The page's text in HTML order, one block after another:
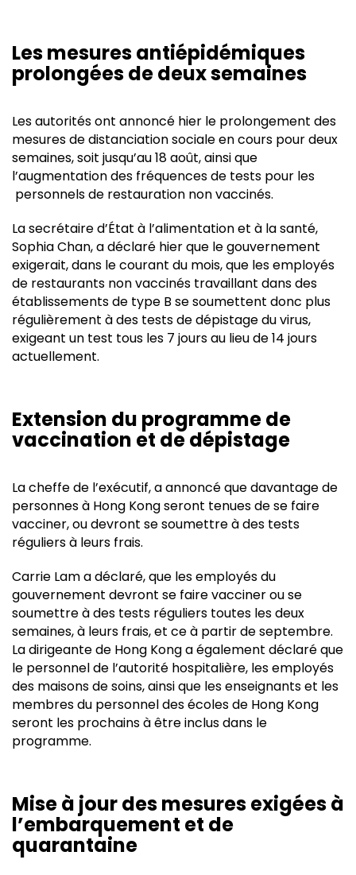
Les mesures antiépidémiques
prolongées de deux semaines
Les autorités ont annoncé hier le prolongement des
mesures de distanciation sociale en cours pour deux
semaines, soit jusqu’au 18 août, ainsi que
l’augmentation des fréquences de tests pour les
personnels de restauration non vaccinés.
La secrétaire d’État à l’alimentation et à la santé,
Sophia Chan, a déclaré hier que le gouvernement
exigerait, dans le courant du mois, que les employés
de restaurants non vaccinés travaillant dans des
établissements de type B se soumettent donc plus
régulièrement à des tests de dépistage du virus,
exigeant un test tous les 7 jours au lieu de 14 jours
actuellement.
Extension du programme de
vaccination et de dépistage
La cheffe de l’exécutif, a annoncé que davantage de
personnes à Hong Kong seront tenues de se faire
vacciner, ou devront se soumettre à des tests
réguliers à leurs frais.
Carrie Lam a déclaré, que les employés du
gouvernement devront se faire vacciner ou se
soumettre à des tests réguliers toutes les deux
semaines, à leurs frais, et ce à partir de septembre.
La dirigeante de Hong Kong a également déclaré que
le personnel de l’autorité hospitalière, les employés
des maisons de soins, ainsi que les enseignants et les
membres du personnel des écoles de Hong Kong
seront les prochains à être inclus dans le
programme.
Mise à jour des mesures exigées à
l’embarquement et de
quarantaine